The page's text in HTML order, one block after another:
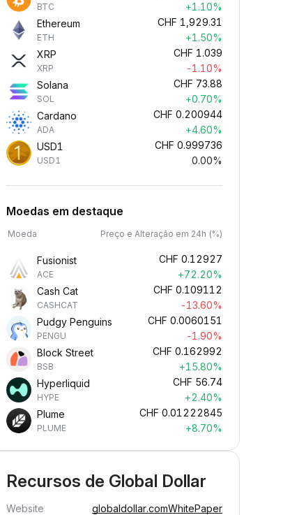
BTC
+1.10%
Ethereum
ETH
CHF 1,929.31
+1.50%
XRP
XRP
CHF 1.039
-1.10%
Solana
SOL
CHF 73.88
+0.70%
Cardano
ADA
CHF 0.200944
+4.60%
USD1
USD1
CHF 0.999736
0.00%
Moedas em destaque
Moeda Preço e Alteração em 24h (%)
Fusionist
ACE
CHF 0.12927
+72.20%
Cash Cat
CASHCAT
CHF 0.109112
-13.60%
Pudgy Penguins
PENGU
CHF 0.0060151
-1.90%
Block Street
BSB
CHF 0.162992
+15.80%
Hyperliquid
HYPE
CHF 56.74
+2.40%
Plume
PLUME
CHF 0.01222845
+8.70%
Recursos de Global Dollar
Website globaldollar.comWhitePaper